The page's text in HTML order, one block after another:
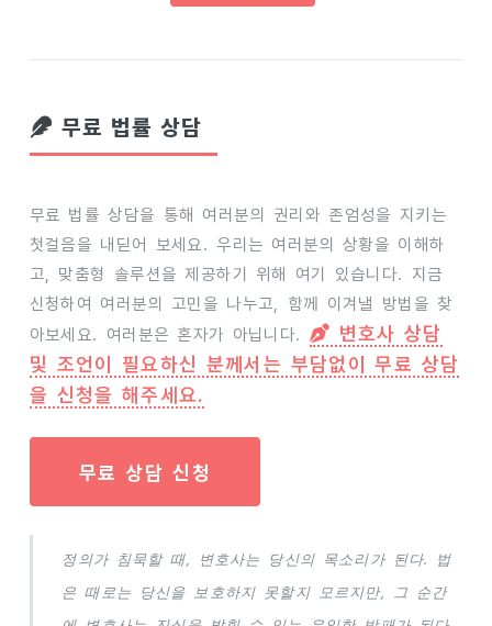
무료 법률 상담
무료 법률 상담을 통해 여러분의 권리와 존엄성을 지키는
첫걸음을 내딛어 보세요. 우리는 여러분의 상황을 이해하
고, 맞춤형 솔루션을 제공하기 위해 여기 있습니다. 지금
신청하여 여러분의 고민을 나누고, 함께 이겨낼 방법을 찾
아보세요. 여러분은 혼자가 아닙니다.
변호사 상담
및 조언이 필요하신 분께서는 부담없이 무료 상담
을 신청을 해주세요.
무료 상담 신청
정의가 침묵할 때, 변호사는 당신의 목소리가 된다. 법
은 때로는 당신을 보호하지 못할지 모르지만, 그 순간